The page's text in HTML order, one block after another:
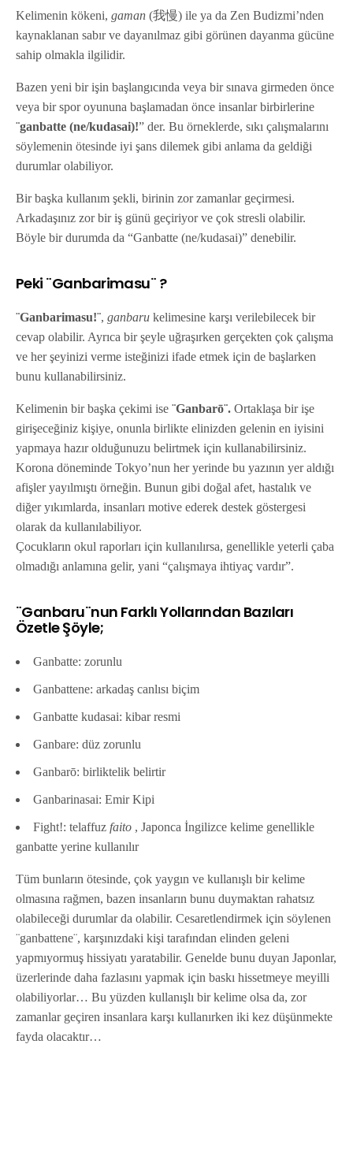
Kelimenin kökeni,gaman (我慢) ile ya da Zen Budizmi’nden
kaynaklanan sabır ve dayanılmaz gibi görünen dayanma gücüne
sahip olmakla ilgilidir.
Bazen yeni bir işin başlangıcında veya bir sınava girmeden önce
veya bir spor oyununa başlamadan önce insanlar birbirlerine
¨ganbatte (ne/kudasai)!” der. Bu örneklerde, sıkı çalışmalarını
söylemenin ötesinde iyi şans dilemek gibi anlama da geldiği
durumlar olabiliyor.
Bir başka kullanım şekli, birinin zor zamanlar geçirmesi.
Arkadaşınız zor bir iş günü geçiriyor ve çok stresli olabilir.
Böyle bir durumda da “Ganbatte (ne/kudasai)” denebilir.
Peki ¨Ganbarimasu¨ ?
¨Ganbarimasu!¨,ganbarukelimesine karşı verilebilecek bir
cevap olabilir. Ayrıca bir şeyle uğraşırken gerçekten çok çalışma
ve her şeyinizi verme isteğinizi ifade etmek için de başlarken
bunu kullanabilirsiniz.
Kelimenin bir başka çekimi ise¨Ganbarō¨.Ortaklaşa bir işe
girişeceğiniz kişiye, onunla birlikte elinizden gelenin en iyisini
yapmaya hazır olduğunuzu belirtmek için kullanabilirsiniz.
Korona döneminde Tokyo’nun her yerinde bu yazının yer aldığı
afişler yayılmıştı örneğin. Bunun gibi doğal afet, hastalık ve
diğer yıkımlarda, insanları motive ederek destek göstergesi
olarak da kullanılabiliyor.
Çocukların okul raporları için kullanılırsa, genellikle yeterli çaba
olmadığı anlamına gelir, yani “çalışmaya ihtiyaç vardır”.
¨Ganbaru¨nun Farklı Yollarından Bazıları
Özetle Şöyle;
Ganbatte: zorunlu
Ganbattene: arkadaş canlısı biçim
Ganbatte kudasai: kibar resmi
Ganbare: düz zorunlu
Ganbarō: birliktelik belirtir
Ganbarinasai: Emir Kipi
Fight!: telaffuz faito , Japonca İngilizce kelime genellikle
ganbatte yerine kullanılır
Tüm bunların ötesinde, çok yaygın ve kullanışlı bir kelime
olmasına rağmen, bazen insanların bunu duymaktan rahatsız
olabileceği durumlar da olabilir. Cesaretlendirmek için söylenen
¨ganbattene¨, karşınızdaki kişi tarafından elinden geleni
yapmıyormuş hissiyatı yaratabilir. Genelde bunu duyan Japonlar,
üzerlerinde daha fazlasını yapmak için baskı hissetmeye meyilli
olabiliyorlar… Bu yüzden kullanışlı bir kelime olsa da, zor
zamanlar geçiren insanlara karşı kullanırken iki kez düşünmekte
fayda olacaktır…